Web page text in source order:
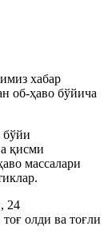
хабар
об-ҳаво бўйича
бўйи
қисми
массалари
24
олди ва тоғли